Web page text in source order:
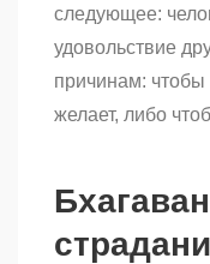
и
в
материальном
(часть
следующее:
удовольствие
причинам: чтобы
желает, либо